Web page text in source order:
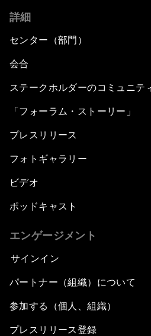
詳細
センター（部門）
会合
ステークホルダーのコミュニテ
「フォーラム・ストーリー」
プレスリリース
フォトギャラリー
ビデオ
ポッドキャスト
エンゲージメント
サインイン
パートナー（組織）について
参加する（個人、組織）
プレスリリース登録